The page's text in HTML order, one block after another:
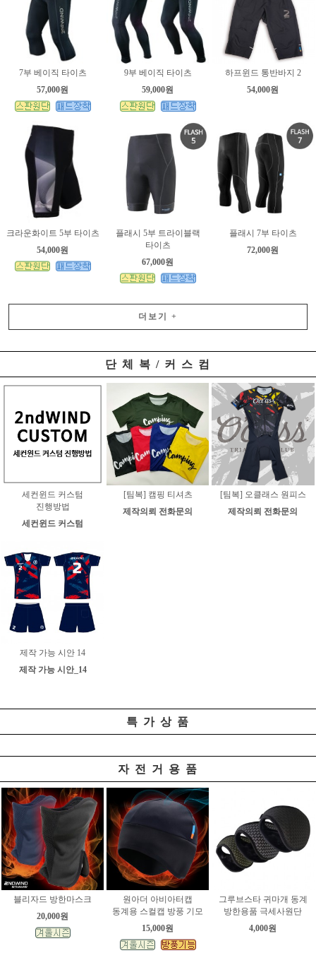
7부 베이직 타이츠
57,000원
9부 베이직 타이츠
59,000원
하프윈드 통반바지 2
54,000원
크라운화이트 5부 타이츠
54,000원
플래시 5부 트라이블랙
타이츠
67,000원
플래시 7부 타이츠
72,000원
더보기 +
단 체 복 / 커 스 컴
세컨윈드 커스텀
진행방법
세컨윈드 커스텀
[팀복] 캠핑 티셔츠
제작의뢰 전화문의
[팀복] 오클래스 원피스
제작의뢰 전화문의
제작 가능 시안 14
제작 가능 시안_14
특 가 상 품
자 전 거 용 품
블리자드 방한마스크
20,000원
원아더 아비아터캡
동계용 스컬캡 방풍 기모
15,000원
그루브스타 귀마개 동계
방한용품 극세사원단
4,000원